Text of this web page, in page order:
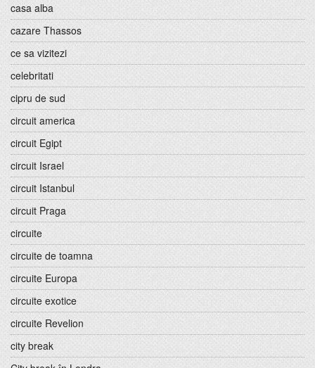
casa alba
cazare Thassos
ce sa vizitezi
celebritati
cipru de sud
circuit america
circuit Egipt
circuit Israel
circuit Istanbul
circuit Praga
circuite
circuite de toamna
circuite Europa
circuite exotice
circuite Revelion
city break